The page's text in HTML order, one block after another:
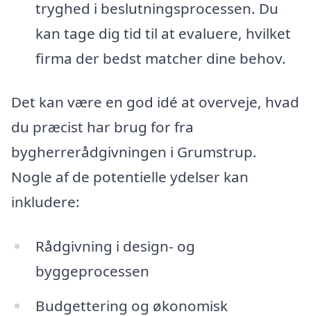
tryghed i beslutningsprocessen. Du
kan tage dig tid til at evaluere, hvilket
firma der bedst matcher dine behov.
Det kan være en god idé at overveje, hvad
du præcist har brug for fra
bygherrerådgivningen i Grumstrup.
Nogle af de potentielle ydelser kan
inkludere:
Rådgivning i design- og
byggeprocessen
Budgettering og økonomisk